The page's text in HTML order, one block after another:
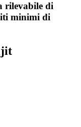
rilevabile di
minimi di